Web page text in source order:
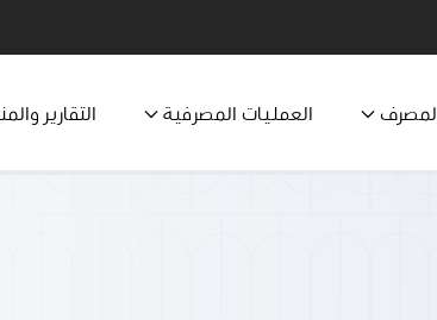
المصرف العمليات المصرفية التقارير